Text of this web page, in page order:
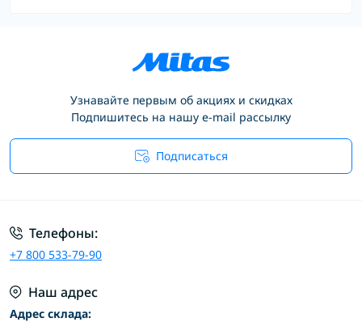
Узнавайте первым об акциях и скидках
Подпишитесь на нашу e-mail рассылку
Подписаться
Телефоны:
+7 800 533-79-90
Наш адрес
Адрес склада: